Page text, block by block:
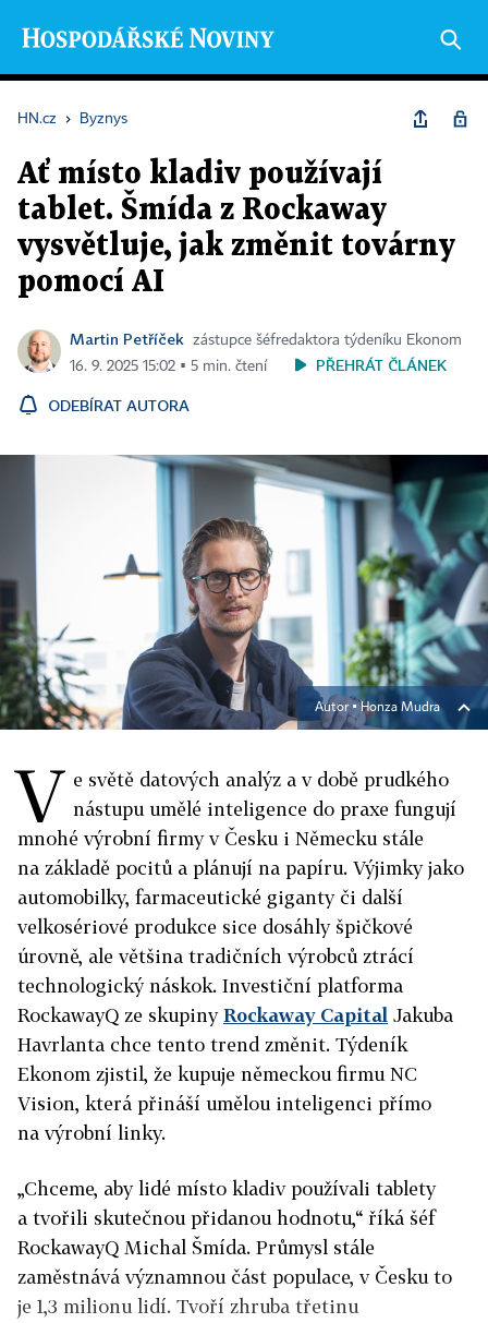
HN.cz › Byznys
Ať místo kladiv používají
tablet. Šmída z Rockaway
vysvětluje, jak změnit továrny
pomocí AI
Martin Petříček
zástupce šéfredaktora týdeníku Ekonom
16. 9. 2025 15:02 ▪ 5 min. čtení
PŘEHRÁT ČLÁNEK
ODEBÍRAT AUTORA
Autor ▪Honza Mudra
V e světě datových analýz a v době prudkého
nástupu umělé inteligence do praxe fungují
mnohé výrobní firmy v Česku i Německu stále
na základě pocitů a plánují na papíru. Výjimky jako
automobilky, farmaceutické giganty či další
velkosériové produkce sice dosáhly špičkové
úrovně, ale většina tradičních výrobců ztrácí
technologický náskok. Investiční platforma
RockawayQ ze skupinyRockaway Capital Jakuba
Havrlanta chce tento trend změnit. Týdeník
Ekonom zjistil, že kupuje německou firmu NC
Vision, která přináší umělou inteligenci přímo
na výrobní linky.
„Chceme, aby lidé místo kladiv používali tablety
a tvořili skutečnou přidanou hodnotu,“ říká šéf
Rock­awayQ Michal Šmída. Průmysl stále
zaměstnává významnou část populace, v Česku to
je 1,3 milionu lidí. Tvoří zhruba třetinu